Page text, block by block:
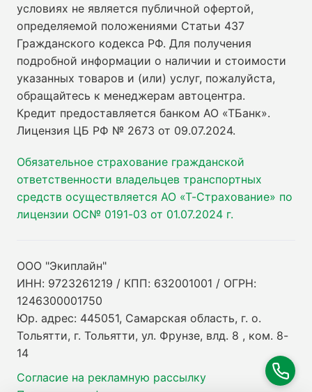
условиях не является публичной офертой,
определяемой положениями Статьи 437
Гражданского кодекса РФ. Для получения
подробной информации о наличии и стоимости
указанных товаров и (или) услуг, пожалуйста,
обращайтесь к менеджерам автоцентра.
Кредит предоставляется банком АО «ТБанк».
Лицензия ЦБ РФ № 2673 от 09.07.2024.
Обязательное страхование гражданской
ответственности владельцев транспортных
средств осуществляется АО «Т-Страхование» по
лицензии ОС№ 0191-03 от 01.07.2024 г.
ООО "Экиплайн"
ИНН: 9723261219 / КПП: 632001001 / ОГРН:
1246300001750
Юр. адрес: 445051, Самарская область, г. о.
Тольятти, г. Тольятти, ул. Фрунзе, влд. 8 , ком. 8-
14
Согласие на рекламную рассылку